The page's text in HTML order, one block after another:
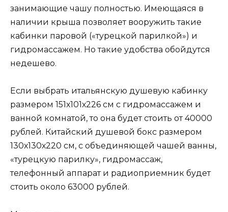
занимающие чашу полностью. Имеющаяся в
наличии крыша позволяет вооружить такие
кабинки паровой («турецкой парилкой») и
гидромассажем. Но такие удобства обойдутся
недешево.
Если выбрать итальянскую душевую кабинку
размером 151х101х226 см с гидромассажем и
ванной комнатой, то она будет стоить от 40000
рублей. Китайский душевой бокс размером
130х130х220 см, с объединяющей чашей ванны,
«турецкую парилку», гидромассаж,
телефонный аппарат и радиоприемник будет
стоить около 63000 рублей.